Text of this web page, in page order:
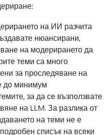
на ИИ разчита
нюансирани,
на модерирането да
теми са много
за проследяване на
до минимум
за да се възползвате
на LLM. За разлика от
на теми не е
списък на всеки